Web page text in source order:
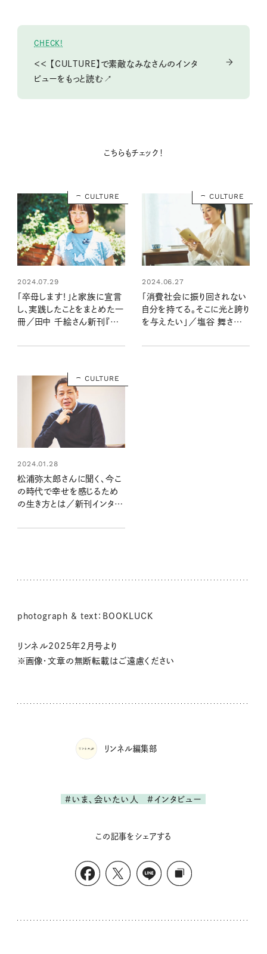
CHECK!
＜＜ 【CULTURE】で素敵なみなさんのインタ
ビューをもっと読む↗
こちらもチェック！
CULTURE
2024.07.29
「卒母します！」と家族に宣言
し、実践したことをまとめた一
冊／田中 千絵さん新刊『卒
こと』インタビュー
CULTURE
2024.06.27
「消費社会に振り回されない
自分を持てる。そこに光と誇り
を与えたい」／塩谷 舞さん
ンタビュー
CULTURE
2024.01.28
松浦弥太郎さんに聞く、今こ
の時代で幸せを感じるため
の生き方とは／新刊インタビ
photograph & text：BOOKLUCK
リンネル2025年2月号より
※画像・文章の無断転載はご遠慮ください
リンネル編集部
#いま、会いたい人 #インタビュー
この記事をシェアする